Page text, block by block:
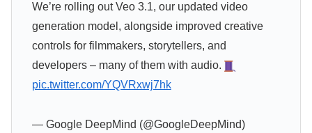
We’re rolling out Veo 3.1, our updated video
generation model, alongside improved creative
controls for filmmakers, storytellers, and
developers – many of them with audio.
pic.twitter.com/YQVRxwj7hk
— Google DeepMind (@GoogleDeepMind)